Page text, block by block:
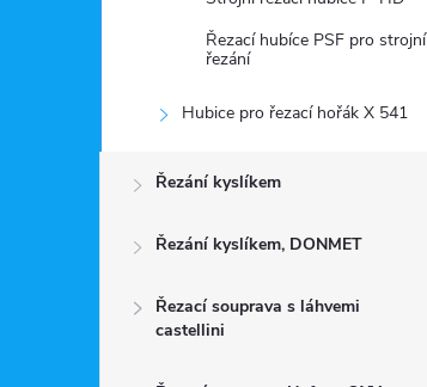
Řezací hubíce PSF pro strojní
řezání
Hubice pro řezací hořák X 541
Řezání kyslíkem
Řezání kyslíkem, DONMET
Řezací souprava s láhvemi
castellini